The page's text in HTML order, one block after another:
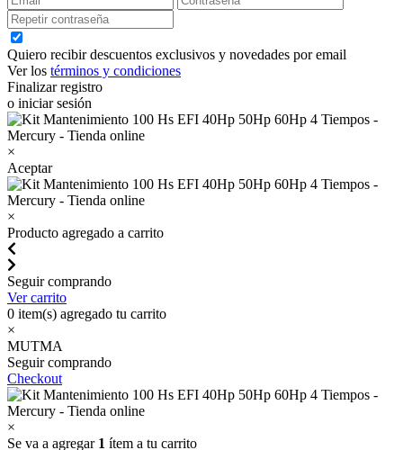
Quiero recibir descuentos exclusivos y novedades por email
Ver los términos y condiciones
Finalizar registro
o iniciar sesión
×
Aceptar
×
Producto agregado a carrito
Seguir comprando
Ver carrito
0 item(s) agregado tu carrito
×
MUTMA
Seguir comprando
Checkout
×
Se va a agregar 1 ítem a tu carrito